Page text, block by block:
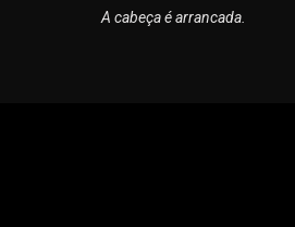
A cabeça é arrancada.